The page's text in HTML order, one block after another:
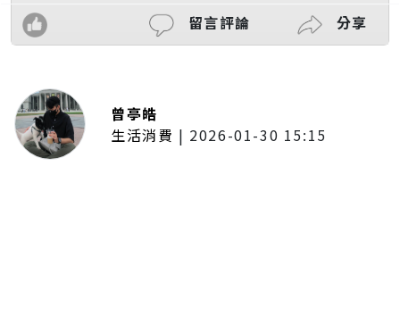
留言評論 分享
曾亭皓
生活消費 | 2026-01-30 15:15